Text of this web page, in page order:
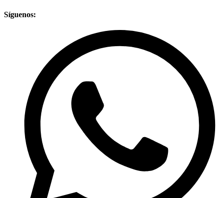
Síguenos: